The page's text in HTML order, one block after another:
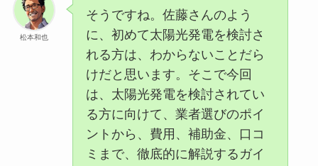
松本和也
そうですね。佐藤さんのよう
に、初めて太陽光発電を検討さ
れる方は、わからないことだら
けだと思います。そこで今回
は、太陽光発電を検討されてい
る方に向けて、業者選びのポイ
ントから、費用、補助金、口コ
ミまで、徹底的に解説するガイ